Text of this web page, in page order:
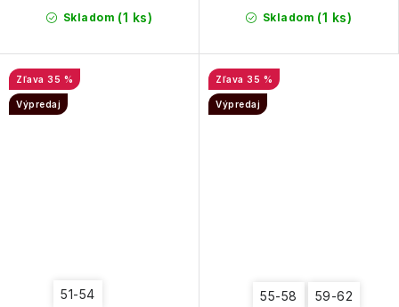
Skladom (1 ks) Skladom (1 ks)
35 %
Výpredaj
51-54
35 %
Výpredaj
55-58 59-62